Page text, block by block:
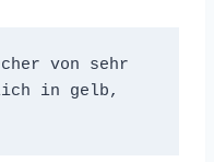
von sehr
in gelb,